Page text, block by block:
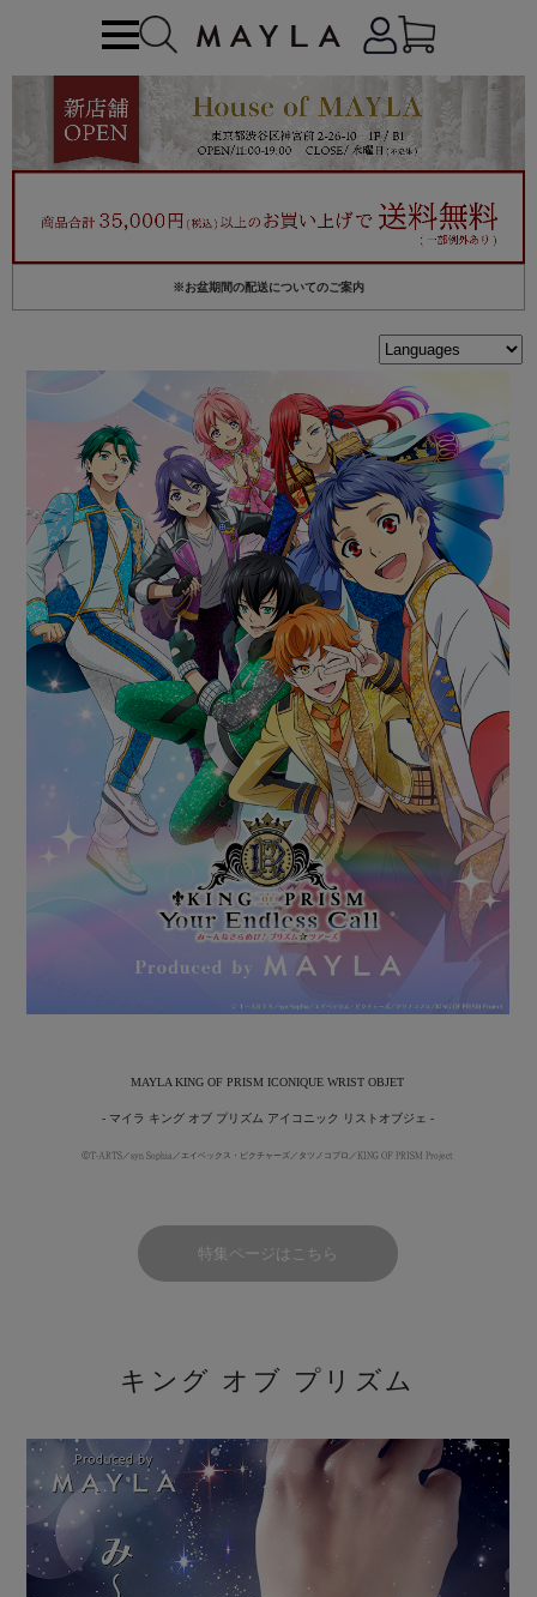
※お盆期間の配送についてのご案内
MAYLA KING OF PRISM ICONIQUE WRIST OBJET
- マイラ キング オブ プリズム アイコニック リストオブジェ -
ⒸT-ARTS／syn Sophia／エイベックス・ピクチャーズ／タツノコプロ／KING OF PRISM Project
特集ページはこちら
キング オブ プリズム